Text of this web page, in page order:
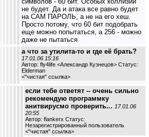
не будет. Да и атака все равно будет
на САМ ПАРОЛЬ, а не на его хеш.
Просто потому, что 60 бит подобрать
еще можно попытаться, а 256 - можно
даже не пытаться
а что за утилита-то и где её брать?
17.01.06 15:16
Автор: fly4life <Александр Кузнецов> Статус:
Elderman
<"чистая" ссылка>
если тебе ответят -- очень сильно
рекомендую программку
анитвирусмо проверить... 17.01.06
20:55
Автор: flankerx Статус:
Незарегистрированный пользователь
<"чистая" ссылка>